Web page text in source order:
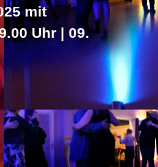
mit
Uhr | 09.